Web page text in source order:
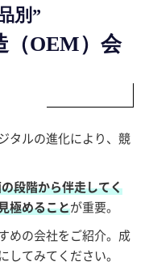
別”
（OEM）会
タルの進化により、競
段階から伴走してく
極めることが重要。
めの会社をご紹介。成
てみてください。